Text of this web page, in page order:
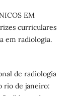
EM
curriculares
em radiologia.
de radiologia
rio de janeiro: